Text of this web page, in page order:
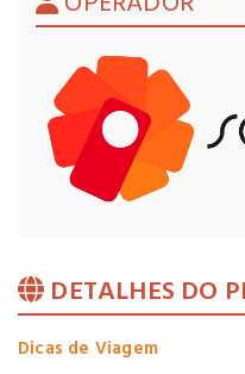
DETALHES DO
Dicas de Viagem